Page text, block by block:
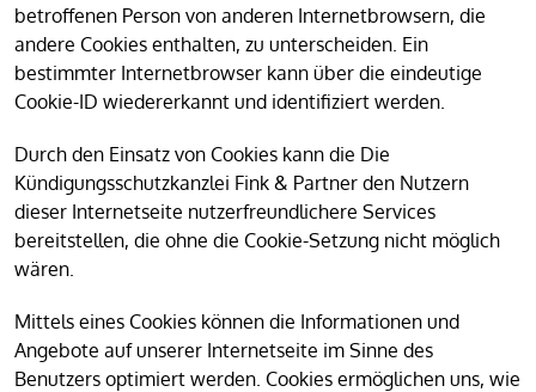
betroffenen Person von anderen Internetbrowsern, die
andere Cookies enthalten, zu unterscheiden. Ein
bestimmter Internetbrowser kann über die eindeutige
Cookie-ID wiedererkannt und identifiziert werden.
Durch den Einsatz von Cookies kann die Die
Kündigungsschutzkanzlei Fink & Partner den Nutzern
dieser Internetseite nutzerfreundlichere Services
bereitstellen, die ohne die Cookie-Setzung nicht möglich
wären.
Mittels eines Cookies können die Informationen und
Angebote auf unserer Internetseite im Sinne des
Benutzers optimiert werden. Cookies ermöglichen uns, wie